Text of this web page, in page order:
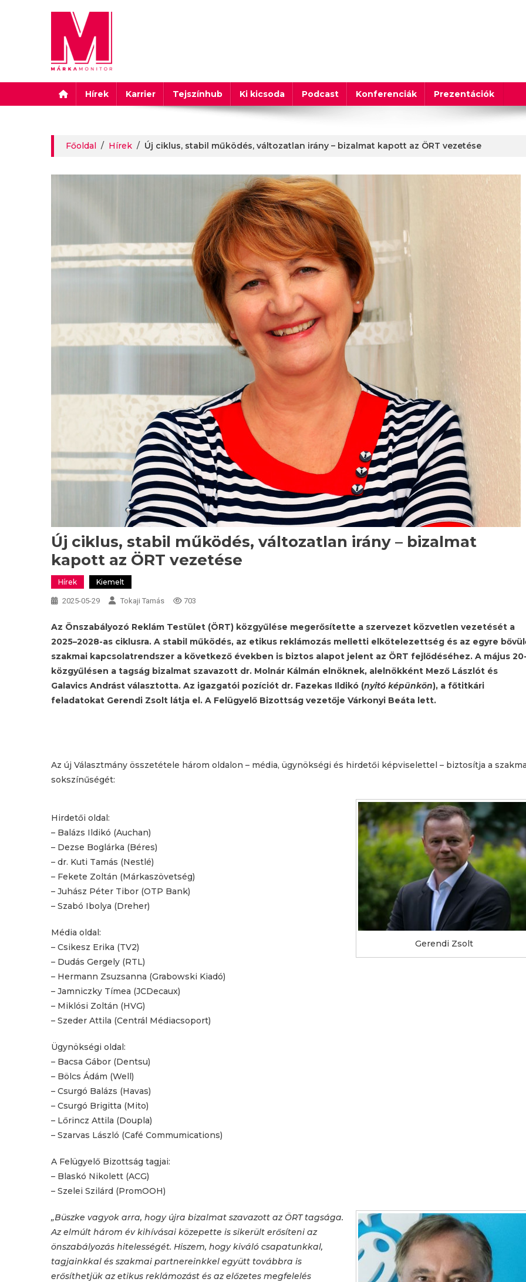
Márkamonitor
Hírek Karrier Tejszínhub Ki kicsoda Podcast Konferenciák Prezentációk
Főoldal / Hírek / Új ciklus, stabil működés, változatlan irány – bizalmat kapott az ÖRT vezetése
Új ciklus, stabil működés, változatlan irány – bizalmat
kapott az ÖRT vezetése
Hírek Kiemelt
2025-05-29 Tokaji Tamás 703
Az Önszabályozó Reklám Testület (ÖRT) közgyűlése megerősítette a szervezet közvetlen vezetését a
2025–2028-as ciklusra. A stabil működés, az etikus reklámozás melletti elkötelezettség és az egyre
szakmai kapcsolatrendszer a következő években is biztos alapot jelent az ÖRT fejlődéséhez. A május
közgyűlésen a tagság bizalmat szavazott dr. Molnár Kálmán elnöknek, alelnökként Mező Lászlót és
Galavics Andrást választotta. Az igazgatói pozíciót dr. Fazekas Ildikó (nyitó képünkön), a főtitkári
feladatokat Gerendi Zsolt látja el. A Felügyelő Bizottság vezetője Várkonyi Beáta lett.
Az új Választmány összetétele három oldalon – média, ügynökségi és hirdetői képviselettel – biztosítja a
sokszínűségét:
Gerendi Zsolt
Hirdetői oldal:
– Balázs Ildikó (Auchan)
– Dezse Boglárka (Béres)
– dr. Kuti Tamás (Nestlé)
– Fekete Zoltán (Márkaszövetség)
– Juhász Péter Tibor (OTP Bank)
– Szabó Ibolya (Dreher)
Média oldal:
– Csikesz Erika (TV2)
– Dudás Gergely (RTL)
– Hermann Zsuzsanna (Grabowski Kiadó)
– Jamniczky Tímea (JCDecaux)
– Miklósi Zoltán (HVG)
– Szeder Attila (Centrál Médiacsoport)
Ügynökségi oldal:
– Bacsa Gábor (Dentsu)
– Bölcs Ádám (Well)
– Csurgó Balázs (Havas)
– Csurgó Brigitta (Mito)
– Lőrincz Attila (Doupla)
– Szarvas László (Café Commumications)
A Felügyelő Bizottság tagjai:
– Blaskó Nikolett (ACG)
– Szelei Szilárd (PromOOH)
„Büszke vagyok arra, hogy újra bizalmat szavazott az ÖRT tagsága.
Az elmúlt három év kihívásai közepette is sikerült erősíteni az
önszabályozás hitelességét. Hiszem, hogy kiváló csapatunkkal,
tagjainkkal és szakmai partnereinkkel együtt továbbra is
erősíthetjük az etikus reklámozást és az előzetes megfelelés